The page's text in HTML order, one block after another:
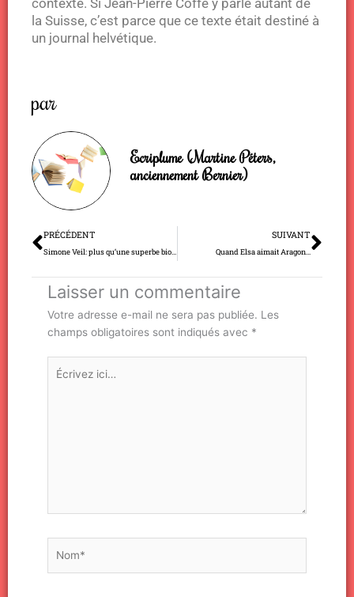
la Suisse, c’est parce que ce texte était destiné à
un journal helvétique.
par
Ecriplume (Martine Péters,
anciennement Bernier)
Précédent
PRÉCÉDENT SUIVANT
Quand Elsa aimait Aragon…
Laisser un commentaire
Votre adresse e-mail ne sera pas publiée. Les
champs obligatoires sont indiqués avec *
Écrivez
ici…